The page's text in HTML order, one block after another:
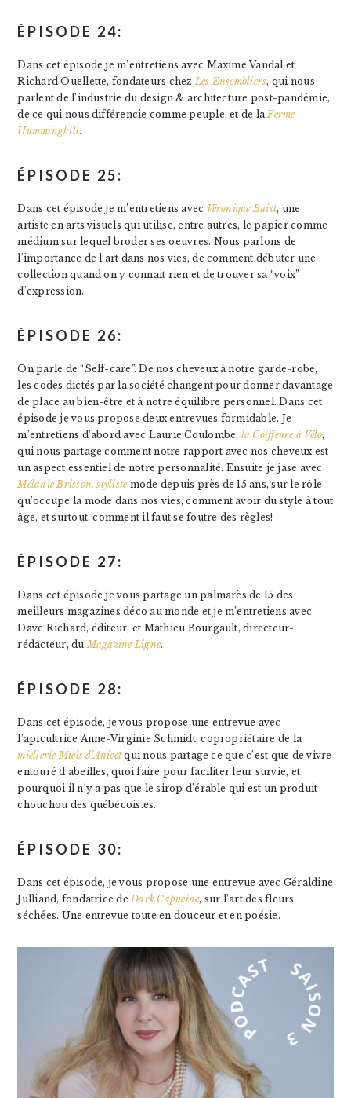
ÉPISODE 24:
Dans cet épisode je m’entretiens avec Maxime Vandal et
Richard Ouellette, fondateurs chezLes Ensembliers, qui nous
parlent de l’industrie du design & architecture post-pandémie,
de ce qui nous différencie comme peuple, et de laFerme
Humminghill.
ÉPISODE 25:
Dans cet épisode je m’entretiens avec Véronique Buist, une
artiste en arts visuels qui utilise, entre autres, le papier comme
médium sur lequel broder ses oeuvres. Nous parlons de
l’importance de l’art dans nos vies, de comment débuter une
collection quand on y connait rien et de trouver sa “voix”
d’expression.
ÉPISODE 26:
On parle de “Self-care”. De nos cheveux à notre garde-robe,
les codes dictés par la société changent pour donner davantage
de place au bien-être et à notre équilibre personnel. Dans cet
épisode je vous propose deux entrevues formidable. Je
m’entretiens d’abord avec Laurie Coulombe, la Coiffeure à Vélo,
qui nous partage comment notre rapport avec nos cheveux est
un aspect essentiel de notre personnalité. Ensuite je jase avec
Mélanie Brisson, stylistemode depuis près de 15 ans, sur le rôle
qu’occupe la mode dans nos vies, comment avoir du style à tout
âge, et surtout, comment il faut se foutre des règles!
ÉPISODE 27:
Dans cet épisode je vous partage un palmarès de 15 des
meilleurs magazines déco au monde et je m’entretiens avec
Dave Richard, éditeur, et Mathieu Bourgault, directeur-
rédacteur, duMagazine Ligne.
ÉPISODE 28:
Dans cet épisode, je vous propose une entrevue avec
l’apicultrice Anne-Virginie Schmidt, copropriétaire de la
miellerie Miels d’Anicet qui nous partage ce que c’est que de vivre
entouré d’abeilles, quoi faire pour faciliter leur survie, et
pourquoi il n’y a pas que le sirop d’érable qui est un produit
chouchou des québécois.es.
ÉPISODE 30:
Dans cet épisode, je vous propose une entrevue avec Géraldine
Julliand, fondatrice deDark Capucine, sur l’art des fleurs
séchées. Une entrevue toute en douceur et en poésie.